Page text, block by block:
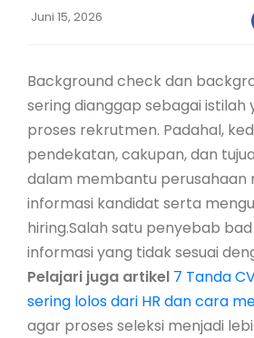
Juni 15, 2026
Background check dan
sering dianggap sebagai istilah
proses rekrutmen. Padahal,
pendekatan, cakupan, dan
dalam membantu perusahaan
informasi kandidat serta
hiring.Salah satu penyebab
informasi yang tidak sesuai
Pelajari juga artikel 7 Tanda
sering lolos dari HR dan cara
agar proses seleksi menjadi